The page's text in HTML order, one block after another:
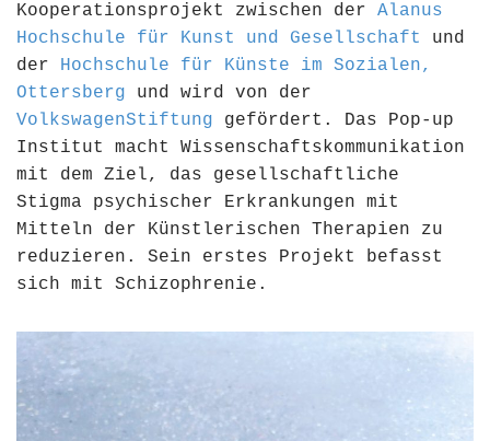
Kooperationsprojekt zwischen der Alanus
Hochschule für Kunst und Gesellschaft
und
der Hochschule für Künste im Sozialen,
Ottersberg und wird von der
VolkswagenStiftung gefördert. Das Pop-up
Institut macht Wissenschaftskommunikation
mit dem Ziel, das gesellschaftliche
Stigma psychischer Erkrankungen mit
Mitteln der Künstlerischen Therapien zu
reduzieren. Sein erstes Projekt befasst
sich mit Schizophrenie.